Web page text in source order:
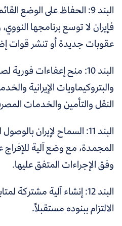
البند 9: الحفاظ على الوضع
فإيران لا توسع برنامجها
عقوبات جديدة أو تنشر قوات
البند 10: منح إعفاءات فورية
والبتروكيماويات الإيرانية
النقل والتأمين والخدمات
البند 11: السماح لإيران
المجمدة، مع وضع آلية للإفراج
وفق الإجراءات المتفق عليها.
البند 12: إنشاء آلية مشتركة
الالتزام ببنوده مستقبلاً.